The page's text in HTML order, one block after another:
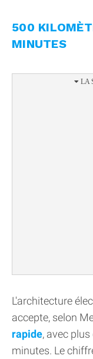
500
MINUTES
L'architecture
accepte, selon
rapide, avec
minutes. Le